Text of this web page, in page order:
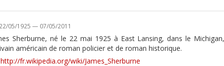
22/05/1925 — 07/05/2011
Sherburne, né le 22 mai 1925 à East Lansing, dans le
américain de roman policier et de roman historique.
http://fr.wikipedia.org/wiki/James_Sherburne